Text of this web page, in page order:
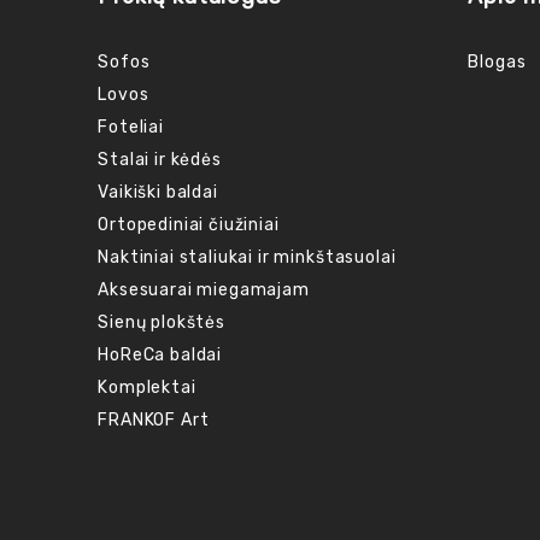
Sofos
Lovos
Foteliai
Stalai ir kėdės
Vaikiški baldai
Ortopediniai čiužiniai
Naktiniai staliukai ir minkštasuolai
Aksesuarai miegamajam
Sienų plokštės
HoReCa baldai
Komplektai
FRANKOF Art
Blogas